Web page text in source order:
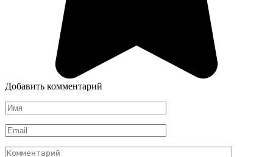
Добавить комментарий
Имя
*
Email
*
Комментарий